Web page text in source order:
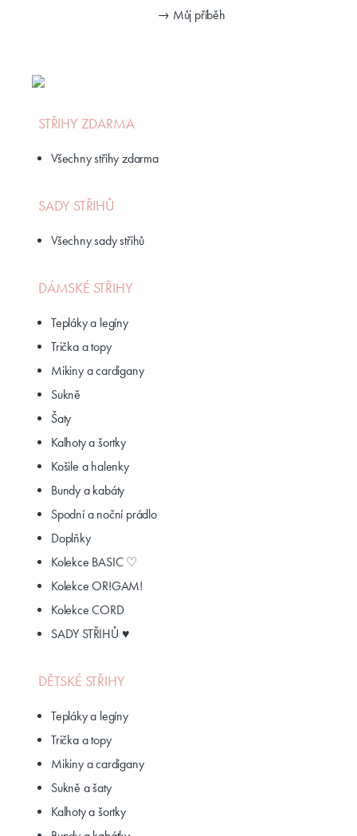
→ Můj příběh
STŘIHY ZDARMA
Všechny střihy zdarma
SADY STŘIHŮ
Všechny sady střihů
DÁMSKÉ STŘIHY
Tepláky a legíny
Trička a topy
Mikiny a cardigany
Sukně
Šaty
Kalhoty a šortky
Košile a halenky
Bundy a kabáty
Spodní a noční prádlo
Doplňky
Kolekce BASIC ♡
Kolekce OR!GAM!
Kolekce CORD
SADY STŘIHŮ ♥
DĚTSKÉ STŘIHY
Tepláky a legíny
Trička a topy
Mikiny a cardigany
Sukně a šaty
Kalhoty a šortky